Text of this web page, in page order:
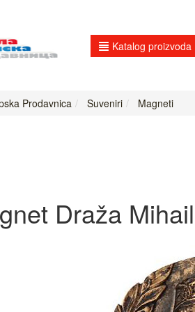
Katalog proizvoda
Prodavnica Suveniri Magneti
Draža